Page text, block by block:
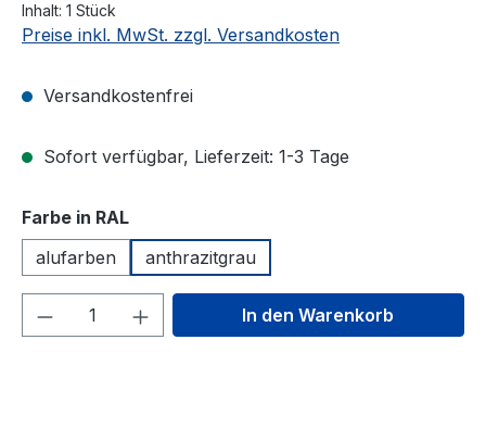
Inhalt: 1 Stück
Preise inkl. MwSt. zzgl. Versandkosten
Versandkostenfrei
Sofort verfügbar, Lieferzeit: 1-3 Tage
Farbe in RALauswählen
alufarben
anthrazitgrau
Produkt Anzahl: Gib denIn den Warenkorb